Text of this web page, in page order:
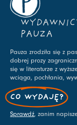
PAUZA
Pauza zrodziła się z
dobrej prozy
się w literaturze z
wciąga, pochłania,
CO WYDAJĘ?
Sprawdź, zanim